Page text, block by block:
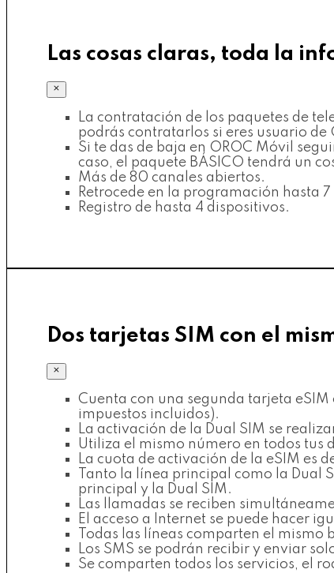
Las cosas claras, toda la
×
La contratación de los paquetes de
podrás contratarlos si eres usuario de
Si te das de baja en OROC Móvil
caso, el paquete BÁSICO tendrá un
Más de 80 canales abiertos.
Retrocede en la programación hasta 7
Registro de hasta 4 dispositivos.
Dos tarjetas SIM con el
×
Cuenta con una segunda tarjeta
impuestos incluidos).
La activación de la Dual SIM se
Utiliza el mismo número en todos tus
La cuota de activación de la eSIM es
Tanto la línea principal como la Dual
principal y la Dual SIM.
Las llamadas se reciben
El acceso a Internet se puede hacer
Todas las líneas comparten el mismo
Los SMS se podrán recibir y enviar
Se comparten todos los servicios, el